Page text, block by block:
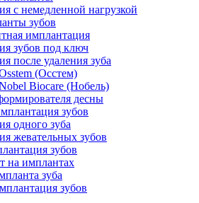
с немедленной нагрузкой
зубов
имплантация
зубов под ключ
после удаления зуба
(Осстем)
Biocare (Нобель)
десны
зубов
одного зуба
жевательных зубов
зубов
на имплантах
зуба
зубов